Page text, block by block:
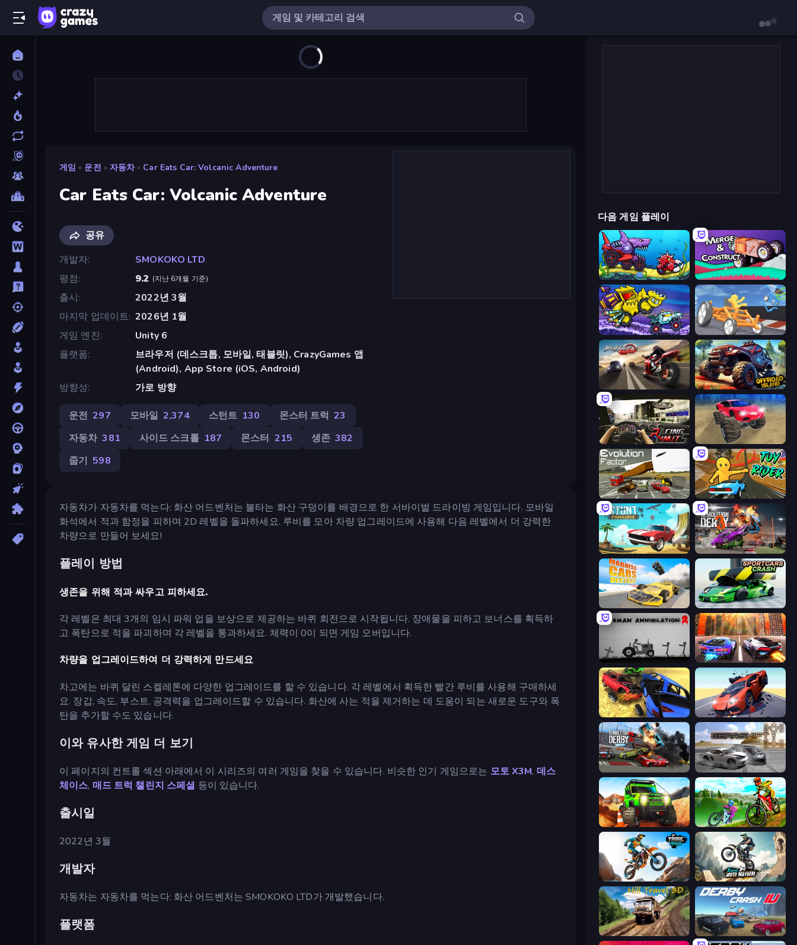
게임 » 운전 » 자동차 » Car Eats Car: Volcanic Adventure
Car Eats Car: Volcanic Adventure
공유
개발자
SMOKOKO LTD
평점
9.2 (지난 6개월 기준)
출시
2022년 3월
마지막 업데이트 2026년 1월
게임 엔진
Unity 6
플랫폼
브라우저 (데스크톱, 모바일, 태블릿), CrazyGames 앱
(Android), App Store (iOS, Android)
방향성
가로 방향
운전 297 모바일 2,374 스턴트 130 몬스터 트럭 23
자동차 381 사이드 스크롤 187 몬스터 215 생존 382
줍기 598
자동차가 자동차를 먹는다: 화산 어드벤처는 불타는 화산 구덩이를 배경으로 한 서바이벌 드라이빙 게임입니다. 모바일
화석에서 적과 함정을 피하며 2D 레벨을 돌파하세요. 루비를 모아 차량 업그레이드에 사용해 다음 레벨에서 더 강력한
차량으로 만들어 보세요!
플레이 방법
생존을 위해 적과 싸우고 피하세요.
각 레벨은 최대 3개의 임시 파워 업을 보상으로 제공하는 바퀴 회전으로 시작됩니다. 장애물을 피하고 보너스를 획득하
고 폭탄으로 적을 파괴하며 각 레벨을 통과하세요. 체력이 0이 되면 게임 오버입니다.
차량을 업그레이드하여 더 강력하게 만드세요
차고에는 바퀴 달린 스켈레톤에 다양한 업그레이드를 할 수 있습니다. 각 레벨에서 획득한 빨간 루비를 사용해 구매하세
요. 장갑, 속도, 부스트, 공격력을 업그레이드할 수 있습니다. 화산에 사는 적을 제거하는 데 도움이 되는 새로운 도구와 폭
탄을 추가할 수도 있습니다.
이와 유사한 게임 더 보기
이 페이지의 컨트롤 섹션 아래에서 이 시리즈의 여러 게임을 찾을 수 있습니다. 비슷한 인기 게임으로는 모토 X3M, 데스
체이스, 매드 트럭 챌린지 스페셜 등이 있습니다.
출시일
2022년 3월
개발자
자동차는 자동차를 먹는다: 화산 어드벤처는 SMOKOKO LTD가 개발했습니다.
플랫폼
다음 게임 플레이
Car Eats Car: Underwater Adventure Merge & Construct
Car Eats Car: Arctic Adventure Draw Crash Race
Traffic Rider Offroad Island
Racing Limits
Evolution Factor Toy Rider
Stunt Paradise Demolition Derby 3
Madness Cars Destroy Sportcars Crash
Stickman Annihilation 2 Night City Racing
Car Crash Simulator Royale Hyper Cars Ramp Crash
Demolition Derby 2 Gearshift One
Offroad Life 3D MX Offroad Master
Trial Mania Xtreme Moto Mayhem
Hill Travel 3D Derby Crash 4